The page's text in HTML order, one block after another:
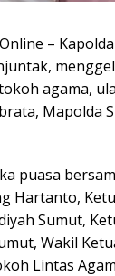
–
agama,
Mapolda
puasa
Hartanto,
Sumut,
Wakil
Lintas